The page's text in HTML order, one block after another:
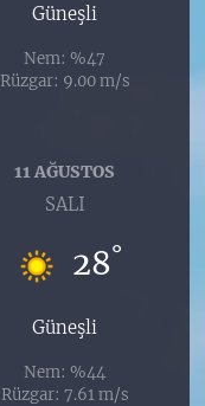
Güneşli
Nem: %47
Rüzgar: 9.00 m/s
11 AĞUSTOS
SALI
28°
Güneşli
Nem: %44
Rüzgar: 7.61 m/s